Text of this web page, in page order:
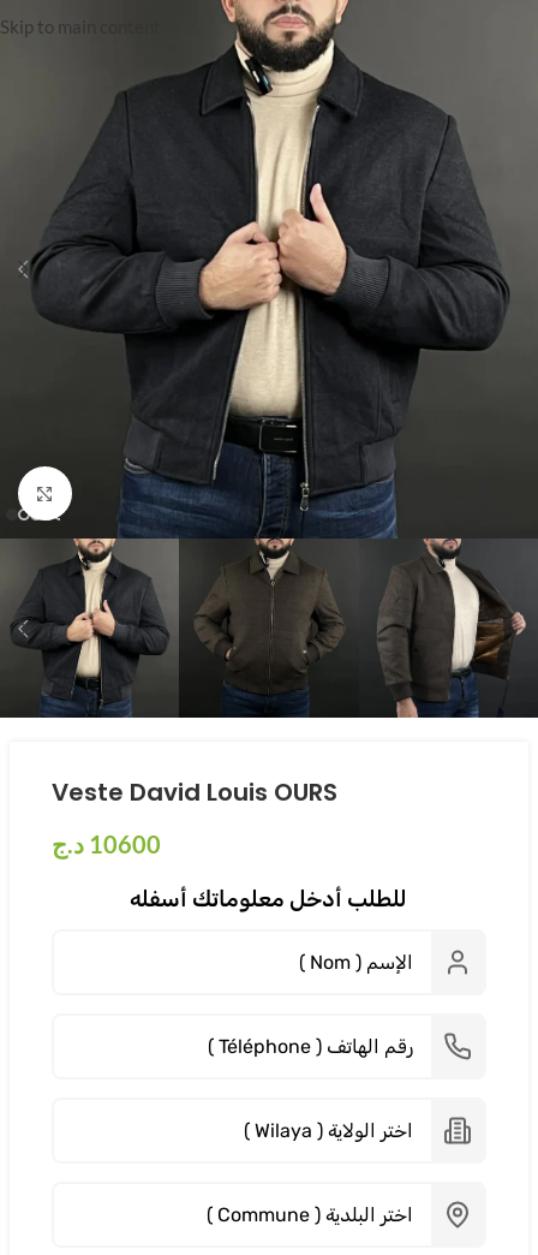
Skip to main content
Click to enlarge
Veste David Louis OURS
10600 د.ج
للطلب أدخل معلوماتك أسفله